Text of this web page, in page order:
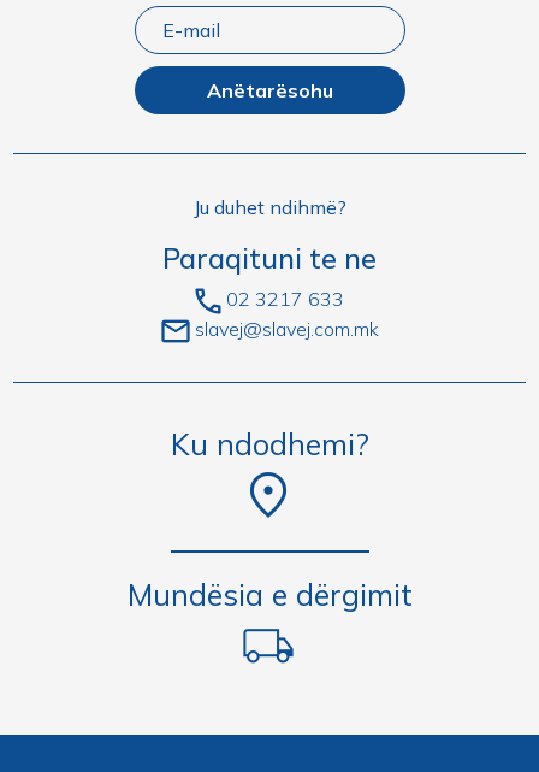
Anëtarësohu
Ju duhet ndihmë?
Paraqituni te ne
02 3217 633
slavej@slavej.com.mk
Ku ndodhemi?
Mundësia e dërgimit